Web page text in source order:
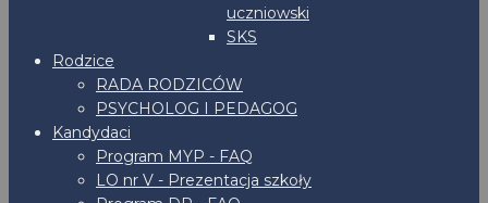
uczniowski
SKS
Rodzice
RADA RODZICÓW
PSYCHOLOG I PEDAGOG
Kandydaci
Program MYP - FAQ
LO nr V - Prezentacja szkoły